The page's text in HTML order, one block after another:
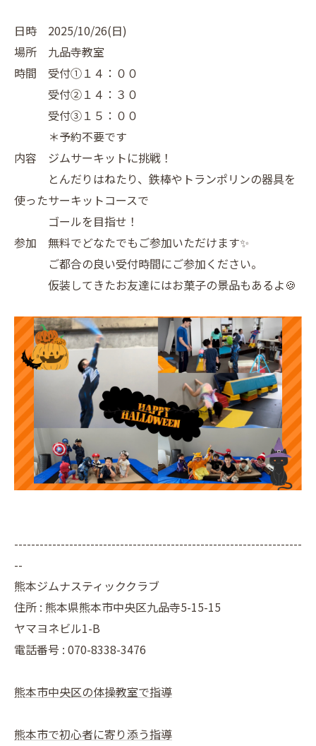
日時 2025/10/26(日)
場所 九品寺教室
時間 受付①１４：００
受付②１４：３０
受付③１５：００
＊予約不要です
内容 ジムサーキットに挑戦！
とんだりはねたり、鉄棒やトランポリンの器具を
使ったサーキットコースで
ゴールを目指せ！
参加 無料でどなたでもご参加いただけます✨
ご都合の良い受付時間にご参加ください。
仮装してきたお友達にはお菓子の景品もあるよ🍪
--------------------------------------------------------------------
--
熊本ジムナスティッククラブ
住所 : 熊本県熊本市中央区九品寺5-15-15
ヤマヨネビル1-B
電話番号 : 070-8338-3476
熊本市中央区の体操教室で指導
熊本市で初心者に寄り添う指導